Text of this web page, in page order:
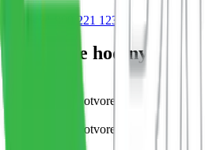
+421 800 221 123
Otváracie hodiny
Nonstop otvorené
Nonstop otvorené